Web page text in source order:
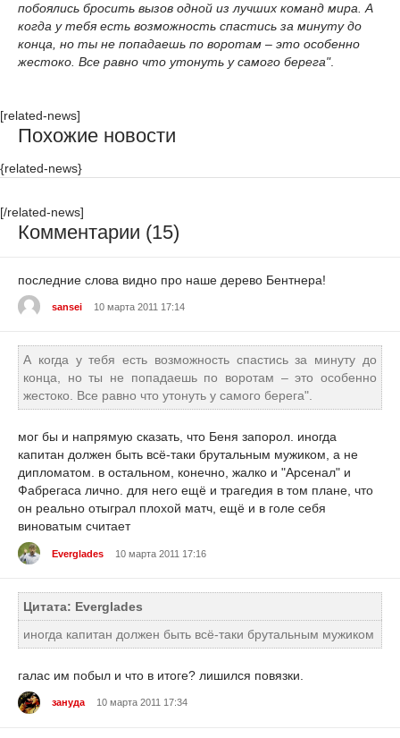
побоялись бросить вызов одной из лучших команд мира. А
когда у тебя есть возможность спастись за минуту до
конца, но ты не попадаешь по воротам – это особенно
жестоко. Все равно что утонуть у самого берега".
[related-news]
Похожие новости
{related-news}
[/related-news]
Комментарии (15)
последние слова видно про наше дерево Бентнера!
sansei 10 марта 2011 17:14
А когда у тебя есть возможность спастись за минуту до
конца, но ты не попадаешь по воротам – это особенно
жестоко. Все равно что утонуть у самого берега".
мог бы и напрямую сказать, что Беня запорол. иногда
капитан должен быть всё-таки брутальным мужиком, а не
дипломатом. в остальном, конечно, жалко и "Арсенал" и
Фабрегаса лично. для него ещё и трагедия в том плане, что
он реально отыграл плохой матч, ещё и в голе себя
виноватым считает
Everglades 10 марта 2011 17:16
Цитата: Everglades
иногда капитан должен быть всё-таки брутальным мужиком
галас им побыл и что в итоге? лишился повязки.
зануда 10 марта 2011 17:34